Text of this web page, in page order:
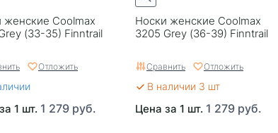
женские Coolmax
(33-35) Finntrail
Отложить
1 шт. 1 279 руб.
Носки женские Coolmax
3205 Grey (36-39) Finntrail
Сравнить Отложить
В наличии 3 шт
Цена за 1 шт. 1 279 руб.